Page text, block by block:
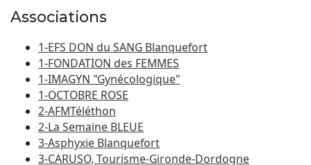
Associations
1-EFS DON du SANG Blanquefort
1-FONDATION des FEMMES
1-IMAGYN "Gynécologique"
1-OCTOBRE ROSE
2-AFMTéléthon
2-La Semaine BLEUE
3-Asphyxie Blanquefort
3-CARUSO, Tourisme-Gironde-Dordogne